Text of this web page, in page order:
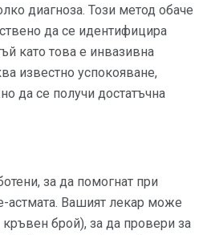
диагноза. Този метод обаче
да се идентифицира
като това е инвазивна
известно успокояване,
да се получи достатъчна
за да помогнат при
астмата. Вашият лекар може
брой), за да провери за